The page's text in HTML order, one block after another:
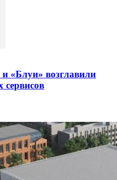
«Блуи» возглавили
сервисов